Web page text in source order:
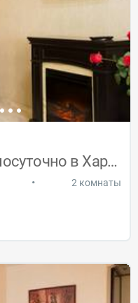
Квартира для аренды посуточно в Харькове
• 2 комнаты